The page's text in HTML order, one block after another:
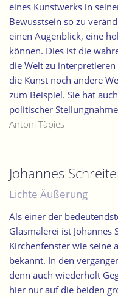
eines Kunstwerks in
Bewusstsein so zu
einen Augenblick, eine
können. Dies ist die
die Welt zu
die Kunst noch andere
zum Beispiel. Sie hat
politischer
Antoni Tàpies
Johannes
Lichte Äußerung
Als einer der
Glasmalerei ist
Kirchenfenster wie seine
bekannt. In den
denn auch wiederholt
hier nur auf die beiden